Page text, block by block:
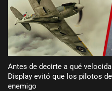
Antes de decirte a qué
Display evitó que los pilotos
enemigo